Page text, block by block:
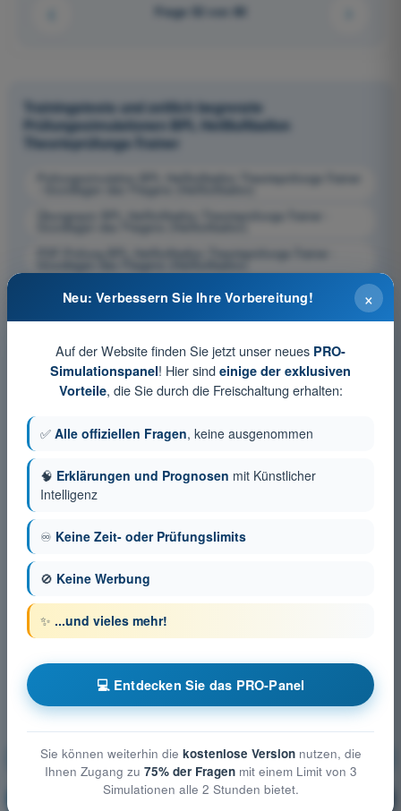
Frage 52 von 80
Trainingstests und zeitlich begrenzte
Prüfungssimulationen BPL Heißluftballon
Theorieprüfungs-Trainer
Prüfungssimulation BPL Heißluftballon Theorieprüfungs-Trainer
Übungsquiz BPL Heißluftballon Theorieprüfungs-Trainer -
PDF-Prüfung BPL Heißluftballon Theorieprüfungs-Trainer -
Grundlagen des Fliegens (Heißluftballon)
Ausbildung! 🔒 Erläuterung der Frage
×
Neu: Verbessern Sie Ihre Vorbereitung!
Auf der Website finden Sie jetzt unser neues PRO-
Simulationspanel! Hier sind einige der exklusiven
Vorteile, die Sie durch die Freischaltung erhalten:
✅ Alle offiziellen Fragen, keine ausgenommen
🧠 Erklärungen und Prognosen mit Künstlicher
Intelligenz
♾️ Keine Zeit- oder Prüfungslimits
🚫 Keine Werbung
✨ ...und vieles mehr!
💻 Entdecken Sie das PRO-Panel
Sie können weiterhin die kostenlose Versionnutzen, die
Ihnen Zugang zu 75% der Fragenmit einem Limit von 3
Simulationen alle 2 Stunden bietet.